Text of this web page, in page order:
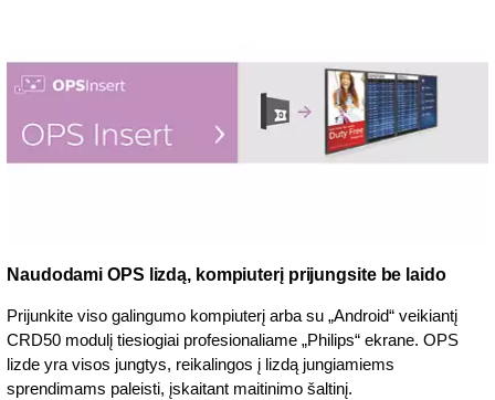
Naudodami OPS lizdą, kompiuterį prijungsite be laido
Prijunkite viso galingumo kompiuterį arba su „Android“ veikiantį
CRD50 modulį tiesiogiai profesionaliame „Philips“ ekrane. OPS
lizde yra visos jungtys, reikalingos į lizdą jungiamiems
sprendimams paleisti, įskaitant maitinimo šaltinį.